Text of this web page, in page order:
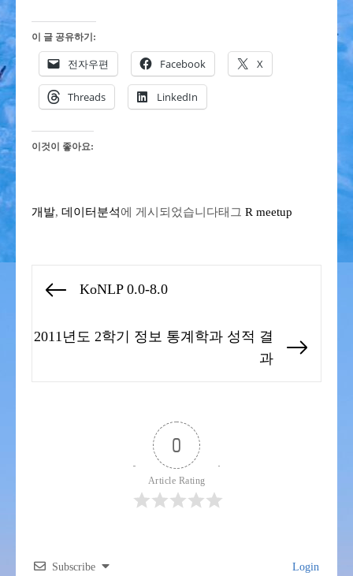
이 글 공유하기:
전자우편 Facebook X
Threads LinkedIn
이것이 좋아요:
개발, 데이터분석에 게시되었습니다태그 R meetup
색
Previous
KoNLP 0.0-8.0
2011년도 2학기 정보 통계학과 성적 결
과
0
Article Rating
Subscribe Login